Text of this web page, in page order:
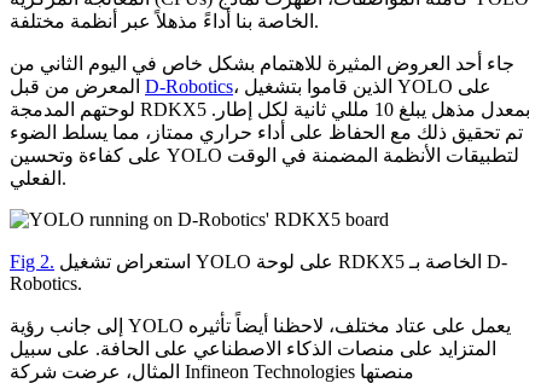
الخاصة بنا أداءً مذهلاً عبر أنظمة مختلفة.
جاء أحد العروض المثيرة للاهتمام بشكل خاص في اليوم الثاني من
D-Robotics، الذين قاموا بتشغيل YOLO على
لوحتهم المدمجة RDKX5 بمعدل مذهل يبلغ 10 مللي ثانية لكل إطار.
تم تحقيق ذلك مع الحفاظ على أداء حراري ممتاز، مما يسلط الضوء
على كفاءة وتحسين YOLO لتطبيقات الأنظمة المضمنة في الوقت
الفعلي.
Fig 2.
Robotics.
إلى جانب رؤية YOLO يعمل على عتاد مختلف، لاحظنا أيضاً تأثيره
المتزايد على منصات الذكاء الاصطناعي على الحافة. على سبيل
المثال، عرضت شركة Infineon Technologies منصتها